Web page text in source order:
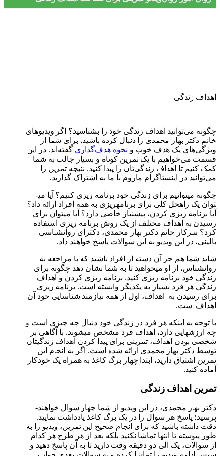
اهداف زندگی
چگونه می‌توانید اهداف زندگی خود را بشناسید؟ اگر ویدیو‌های
خانم دکتر بهار محمدی را دنبال کرده باشید، برای شما از
ویژگی‌های یک هدف خوب و نحوه هدف‌گذاری گفته‌اند. در این
قسمت می‌خواهیم با یک تمرین کوتاه و بسیار جالب به شما
کمک کنیم تا اهداف زندگی‌تان را پیدا کنید. نتیجه تمرین را
می‌توانید در اینستاگرام ماروم با ما به اشتراک گذارید.
چگونه می­توانیم برای زندگی خود برنامه­‌‌ ریزی کنیم؟ آیا می­
توان یک راه­حل کلی برای برنامه­ریزی به همه افراد ارائه داد؟
آیا برنامه­ ریزی کردن، پیش­نیاز خاصی دارد؟ آیا می­توان برای
رسیدن به اهداف مختلف از یک روش برنامه ­ریزی استفاده
کرد؟ سرکار خانم دکتر بهار محمدی، دکترای روانشناسی
بالینی، در این ویدیو به این سوالات پاسخ خواهند داد.
شاید شما هم جز آن دسته از افراد باشید که با مراجعه به
روانشناس، از او می­خواهید تا به شما نشان دهد چگونه برای
زندگی خود برنامه ­ریزی کنید. برنامه ریزی کردن و اهداف
زندگی هر فرد بسیار به یکدیگر وابسته است. برنامه ­ریزی
برای رسیدن به اهداف، اول از همه نیازمند شناسایی خود آن
اهداف است.
با توجه به این­که هر فرد در زندگی خود دنبال چه چیزی است و
چه ارزش­هایی دارد، اهداف فرد مشخص می­شوند. با آگاهی بر
شخصی بودن اهداف، تمرینی برای پیدا کردن اهداف زندگی­تان
توسط دکتر بهار محمدی ارائه شده است. اگر به انجام این
تمرین اشتیاق دارید، ابتدا چهار برگ کاغذ به همراه یک خودکار
آماده کنید.
تمرین اهداف زندگی
دکتر بهار محمدی، در این ویدیو از شما چهار سوال خواهند­
پرسید؛ پاسخ هر سوال را در یک برگ کاغذ یادداشت نمایید.
دقت داشته ­باشید که برای انجام صحیح این تمرین، ویدیو را به
طور پیوسته تا انتها تماشا نکنید بلکه بعد از هر طرح هر کدام
از سوالات، یک الی دو دقیقه وقت دارید تا به آن پاسخ دهید و